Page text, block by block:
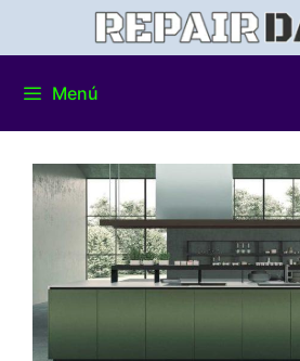
Menú